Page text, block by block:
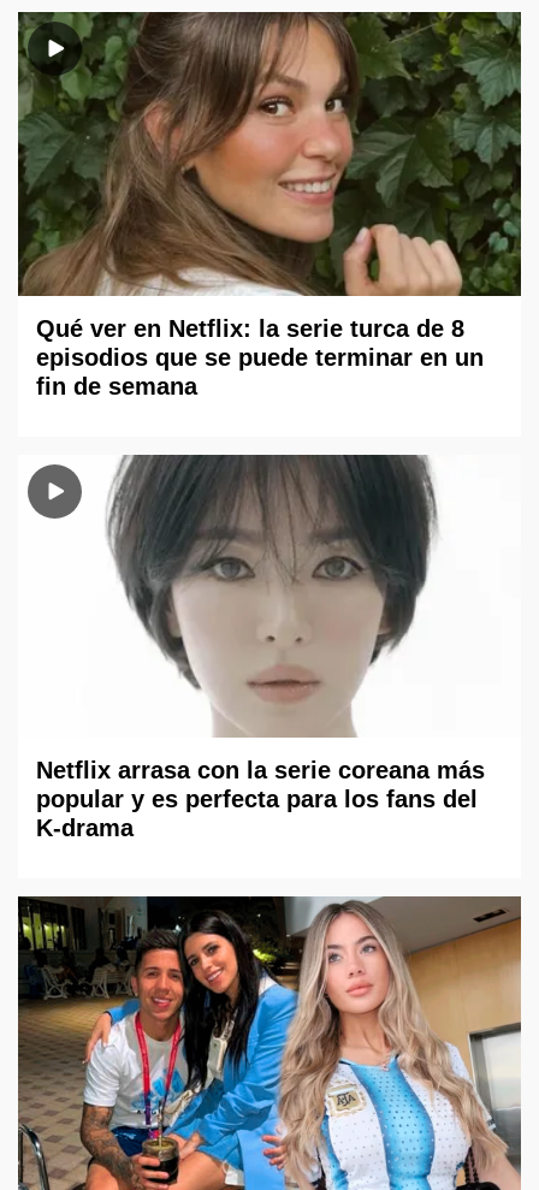
Qué ver en Netflix: la serie turca de 8
episodios que se puede terminar en un
fin de semana
Netflix arrasa con la serie coreana más
popular y es perfecta para los fans del
K-drama